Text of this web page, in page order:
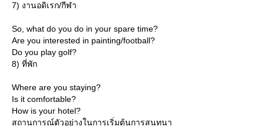
7) งานอดิเรก/กีฬา
So, what do you do in your spare time?
Are you interested in painting/football?
Do you play golf?
8) ที่พัก
Where are you staying?
Is it comfortable?
How is your hotel?
สถานการณ์ตัวอย่างในการเริ่มต้นการสนทนา